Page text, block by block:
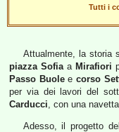
Tutti i
Attualmente, la storia
piazza Sofiaa Mirafiori
Passo Buoleecorso
per via dei lavori del
Carducci, con una
Adesso, il progetto